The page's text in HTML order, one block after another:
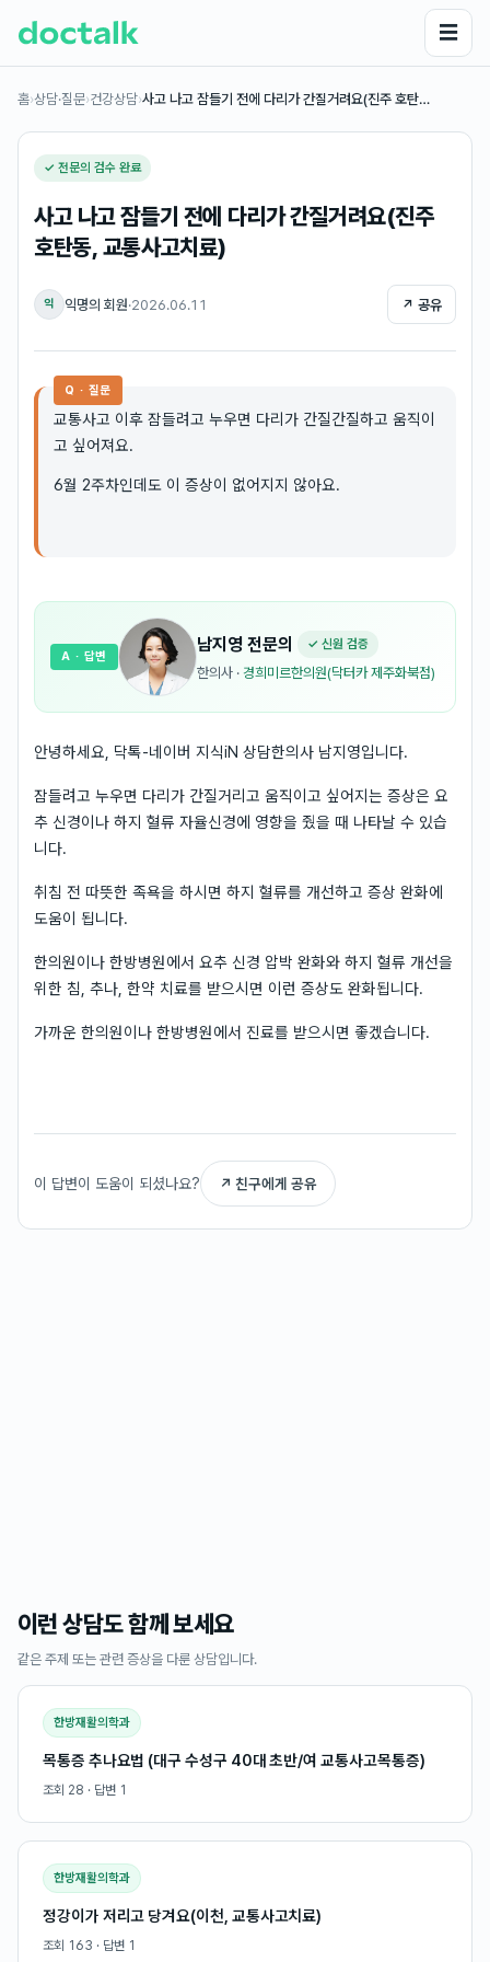
☰
홈›상담·질문›건강상담›사고 나고 잠들기 전에 다리가 간질거려요(진주 호탄…
✓ 전문의 검수 완료
사고 나고 잠들기 전에 다리가 간질거려요(진주
호탄동, 교통사고치료)
익 익명의 회원·2026.06.11 ↗ 공유
Q · 질문
교통사고 이후 잠들려고 누우면 다리가 간질간질하고 움직이
고 싶어져요.
6월 2주차인데도 이 증상이 없어지지 않아요.
남지영 전문의 ✓ 신원 검증
한의사 · 경희미르한의원(닥터카 제주화북점)
A · 답변
안녕하세요, 닥톡-네이버 지식iN 상담한의사 남지영입니다.
잠들려고 누우면 다리가 간질거리고 움직이고 싶어지는 증상은 요
추 신경이나 하지 혈류 자율신경에 영향을 줬을 때 나타날 수 있습
니다.
취침 전 따뜻한 족욕을 하시면 하지 혈류를 개선하고 증상 완화에
도움이 됩니다.
한의원이나 한방병원에서 요추 신경 압박 완화와 하지 혈류 개선을
위한 침, 추나, 한약 치료를 받으시면 이런 증상도 완화됩니다.
가까운 한의원이나 한방병원에서 진료를 받으시면 좋겠습니다.
이 답변이 도움이 되셨나요? ↗ 친구에게 공유
이런 상담도 함께 보세요
같은 주제 또는 관련 증상을 다룬 상담입니다.
한방재활의학과
목통증 추나요법 (대구 수성구 40대 초반/여 교통사고목통증)
조회 28 · 답변 1
한방재활의학과
정강이가 저리고 당겨요(이천, 교통사고치료)
조회 163 · 답변 1